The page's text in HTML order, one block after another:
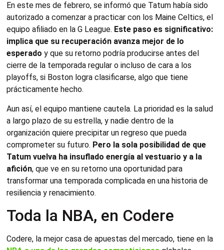
En este mes de febrero, se informó que Tatum había sido
autorizado a comenzar a practicar con los Maine Celtics, el
equipo afiliado en la G League. Este paso es significativo:
implica que su recuperación avanza mejor de lo
esperado y que su retorno podría producirse antes del
cierre de la temporada regular o incluso de cara a los
playoffs, si Boston logra clasificarse, algo que tiene
prácticamente hecho.
Aun así, el equipo mantiene cautela. La prioridad es la salud
a largo plazo de su estrella, y nadie dentro de la
organización quiere precipitar un regreso que pueda
comprometer su futuro. Pero la sola posibilidad de que
Tatum vuelva ha insuflado energía al vestuario y a la
afición, que ve en su retorno una oportunidad para
transformar una temporada complicada en una historia de
resiliencia y renacimiento.
Toda la NBA, en Codere
Codere, la mejor casa de apuestas del mercado, tiene en la